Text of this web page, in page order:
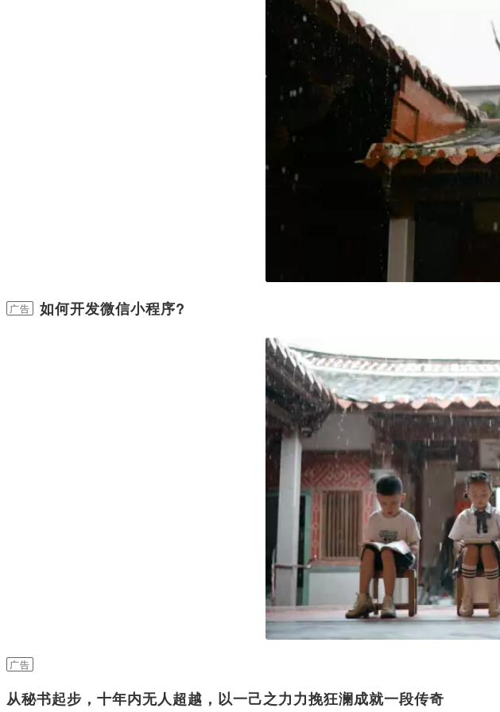
广告 如何开发微信小程序?
广告
从秘书起步，十年内无人超越，以一己之力力挽狂澜成就一段传奇